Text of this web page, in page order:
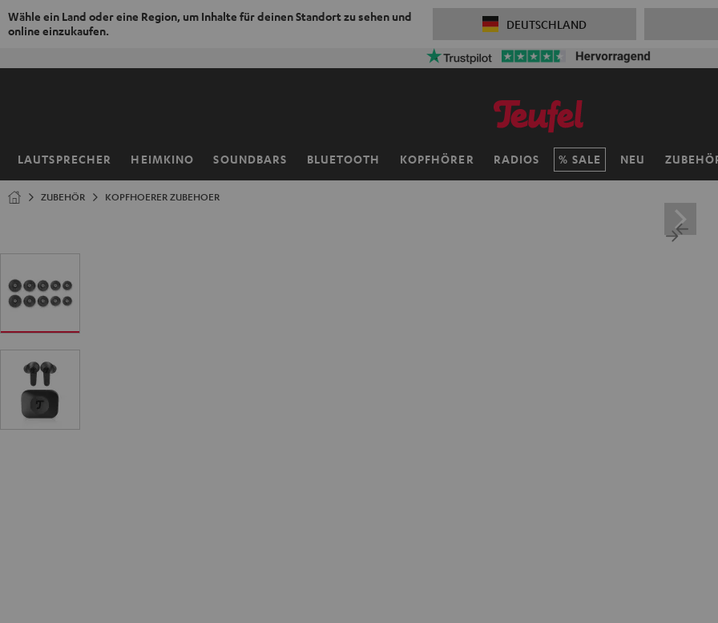
Wähle ein Land oder eine Region, um Inhalte für deinen Standort zu sehen und
online einzukaufen.
DEUTSCHLAND
LAUTSPRECHER HEIMKINO SOUNDBARS BLUETOOTH KOPFHÖRER RADIOS SALE NEU
Startseite
ZUBEHÖR KOPFHOERER ZUBEHOER